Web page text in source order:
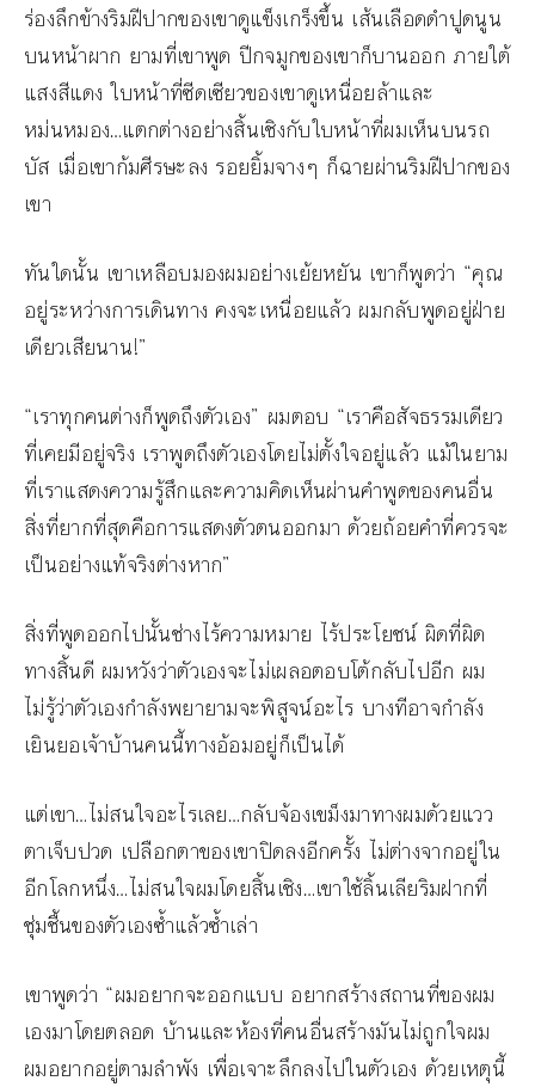
ร่องลึกข้างริมฝีปากของเขาดูแข็งเกร็งขึ้น เส้นเลือดดำปูดนูน
บนหน้าผาก ยามที่เขาพูด ปีกจมูกของเขาก็บานออก ภายใต้
แสงสีแดง ใบหน้าที่ซีดเซียวของเขาดูเหนื่อยล้าและ
หม่นหมอง…แตกต่างอย่างสิ้นเชิงกับใบหน้าที่ผมเห็นบนรถ
บัส เมื่อเขาก้มศีรษะลง รอยยิ้มจางๆ ก็ฉายผ่านริมฝีปากของ
เขา
ทันใดนั้น เขาเหลือบมองผมอย่างเย้ยหยัน เขาก็พูดว่า “คุณ
อยู่ระหว่างการเดินทาง คงจะเหนื่อยแล้ว ผมกลับพูดอยู่ฝ่าย
เดียวเสียนาน!”
“เราทุกคนต่างก็พูดถึงตัวเอง” ผมตอบ “เราคือสัจธรรมเดียว
ที่เคยมีอยู่จริง เราพูดถึงตัวเองโดยไม่ตั้งใจอยู่แล้ว แม้ในยาม
ที่เราแสดงความรู้สึกและความคิดเห็นผ่านคำพูดของคนอื่น
สิ่งที่ยากที่สุดคือการแสดงตัวตนออกมา ด้วยถ้อยคำที่ควรจะ
เป็นอย่างแท้จริงต่างหาก”
สิ่งที่พูดออกไปนั้นช่างไร้ความหมาย ไร้ประโยชน์ ผิดที่ผิด
ทางสิ้นดี ผมหวังว่าตัวเองจะไม่เผลอตอบโต้กลับไปอีก ผม
ไม่รู้ว่าตัวเองกำลังพยายามจะพิสูจน์อะไร บางทีอาจกำลัง
เยินยอเจ้าบ้านคนนี้ทางอ้อมอยู่ก็เป็นได้
แต่เขา…ไม่สนใจอะไรเลย…กลับจ้องเขม็งมาทางผมด้วยแวว
ตาเจ็บปวด เปลือกตาของเขาปิดลงอีกครั้ง ไม่ต่างจากอยู่ใน
อีกโลกหนึ่ง…ไม่สนใจผมโดยสิ้นเชิง…เขาใช้ลิ้นเลียริมฝากที่
ชุ่มชื้นของตัวเองซ้ำแล้วซ้ำเล่า
เขาพูดว่า “ผมอยากจะออกแบบ อยากสร้างสถานที่ของผม
เองมาโดยตลอด บ้านและห้องที่คนอื่นสร้างมันไม่ถูกใจผม
ผมอยากอยู่ตามลำพัง เพื่อเจาะลึกลงไปในตัวเอง ด้วยเหตุนี้